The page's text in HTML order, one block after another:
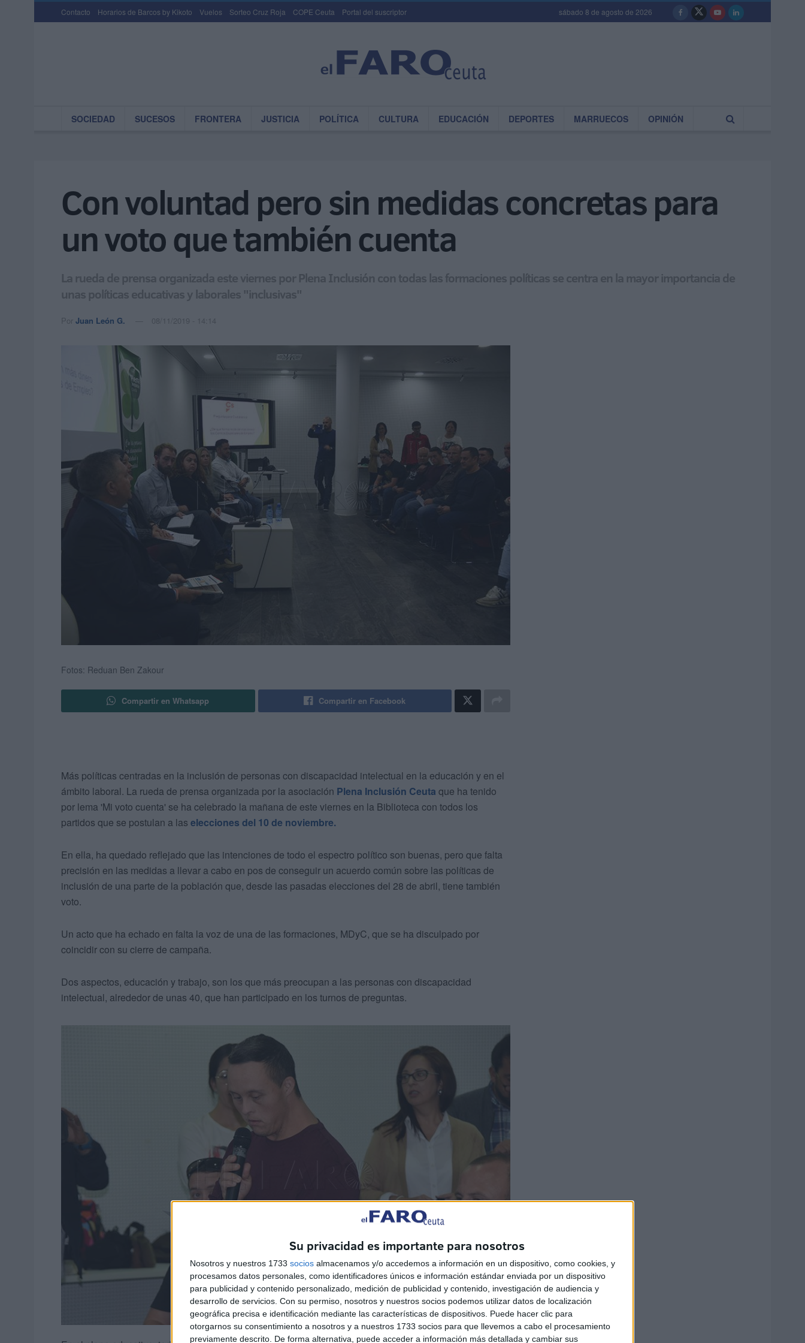
Su privacidad es importante para nosotros
Nosotros y nuestros 1733 socios almacenamos y/o accedemos a información en un dispositivo, como cookies, y
procesamos datos personales, como identificadores únicos e información estándar enviada por un dispositivo
para publicidad y contenido personalizado, medición de publicidad y contenido, investigación de audiencia y
desarrollo de servicios. Con su permiso, nosotros y nuestros socios podemos utilizar datos de localización
geográfica precisa e identificación mediante las características de dispositivos. Puede hacer clic para
otorgarnos su consentimiento a nosotros y a nuestros 1733 socios para que llevemos a cabo el procesamiento
previamente descrito. De forma alternativa, puede acceder a información más detallada y cambiar sus
Contacto Horarios de Barcos by Kikoto Vuelos Sorteo Cruz Roja COPE Ceuta Portal del suscriptor sábado 8 de agosto de 2026
SOCIEDAD SUCESOS FRONTERA JUSTICIA POLÍTICA CULTURA EDUCACIÓN DEPORTES MARRUECOS OPINIÓN
Con voluntad pero sin medidas concretas para
un voto que también cuenta
La rueda de prensa organizada este viernes por Plena Inclusión con todas las formaciones políticas se centra en la mayor importancia de
unas políticas educativas y laborales "inclusivas"
Por Juan León G. 08/11/2019 - 14:14
Fotos: Reduan Ben Zakour
Compartir en Whatsapp Compartir en Facebook
Más políticas centradas en la inclusión de personas con discapacidad intelectual en la educación y en el
ámbito laboral. La rueda de prensa organizada por la asociación Plena Inclusión Ceuta que ha tenido
por lema 'Mi voto cuenta' se ha celebrado la mañana de este viernes en la Biblioteca con todos los
partidos que se postulan a las elecciones del 10 de noviembre.
En ella, ha quedado reflejado que las intenciones de todo el espectro político son buenas, pero que falta
precisión en las medidas a llevar a cabo en pos de conseguir un acuerdo común sobre las políticas de
inclusión de una parte de la población que, desde las pasadas elecciones del 28 de abril, tiene también
voto.
Un acto que ha echado en falta la voz de una de las formaciones, MDyC, que se ha disculpado por
coincidir con su cierre de campaña.
Dos aspectos, educación y trabajo, son los que más preocupan a las personas con discapacidad
intelectual, alrededor de unas 40, que han participado en los turnos de preguntas.